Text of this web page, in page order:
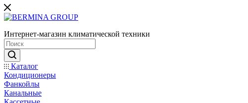
Интернет-магазин климатической техники
Каталог
Кондиционеры
Фанкойлы
Канальные